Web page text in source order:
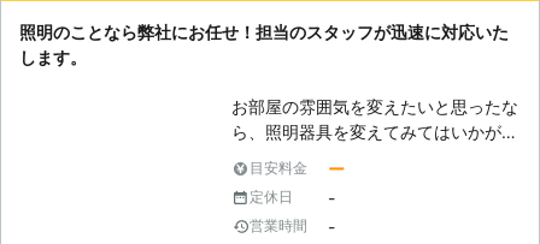
ホームセキュリティを得意としていま
セキュアスではお客様がより快適で安
全な生活が送れるよう、電気工事や照
明工事を通じてお手伝いをしていま
す。照明はただ明るくなって便利なだ
けでなく、ときに防犯対策としても役
でしょう。
照明のことなら弊社にお任せ！担当のスタッフが迅速に対応いた
します。
お部屋の雰囲気を変えたいと思ったな
ら、照明器具を変えてみてはいかがで
しょうか？照明器具は、お部屋を明る
くするという役割の他にインテリアの
ようにお部屋を彩ることが出来ますの
で、自分の理想の空間を演出するのに
目安料金 ー
定休日 -
営業時間 -